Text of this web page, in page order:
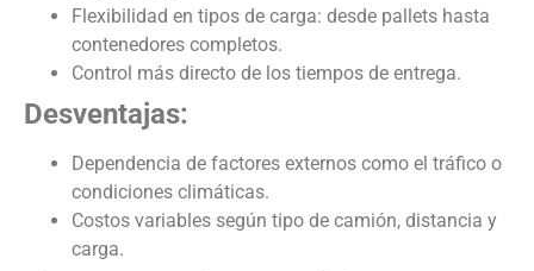
Flexibilidad en tipos de carga: desde pallets hasta
contenedores completos.
Control más directo de los tiempos de entrega.
Desventajas:
Dependencia de factores externos como el tráfico o
condiciones climáticas.
Costos variables según tipo de camión, distancia y
carga.